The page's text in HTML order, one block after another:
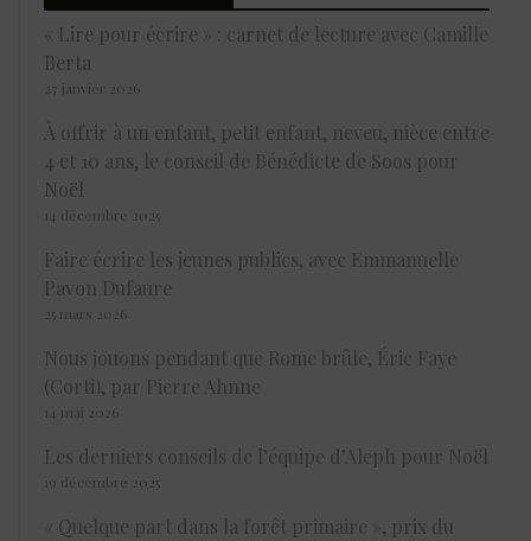
« Lire pour écrire » : carnet de lecture avec Camille
Berta
27 janvier 2026
À offrir à un enfant, petit enfant, neveu, nièce entre
4 et 10 ans, le conseil de Bénédicte de Soos pour
Noël
14 décembre 2025
Faire écrire les jeunes publics, avec Emmanuelle
Pavon Dufaure
25 mars 2026
Nous jouons pendant que Rome brûle, Éric Faye
(Corti), par Pierre Ahnne
14 mai 2026
Les derniers conseils de l’équipe d’Aleph pour Noël
19 décembre 2025
« Quelque part dans la forêt primaire », prix du